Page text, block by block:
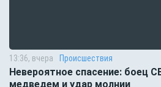
13:36, вчера Происшествия
Невероятное спасение: боец
медведем и удар молнии